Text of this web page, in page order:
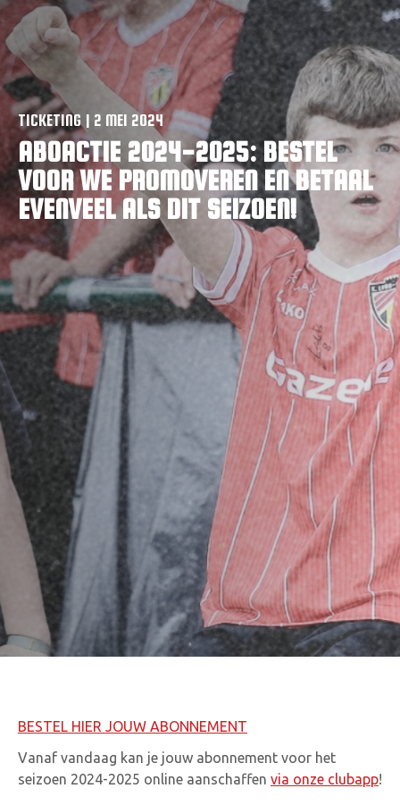
TICKETING | 2 MEI 2024
ABOACTIE 2024-2025: BESTEL
VOOR WE PROMOVEREN EN BETAAL
EVENVEEL ALS DIT SEIZOEN!
BESTEL HIER JOUW ABONNEMENT
Vanaf vandaag kan je jouw abonnement voor het
seizoen 2024-2025 online aanschaffen via onze clubapp!